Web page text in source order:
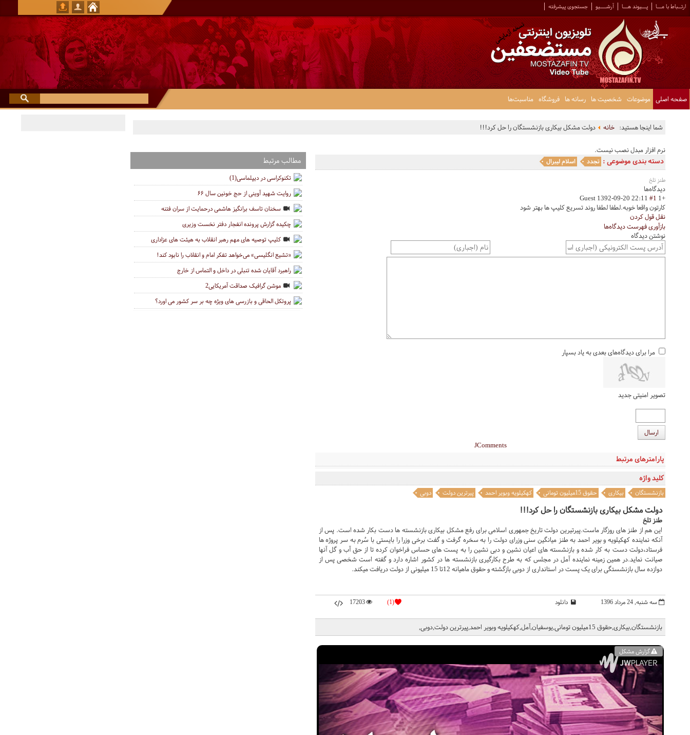
ارتــباط با مـــا پـــیوند هـــا آرشــــیو جستجوی پیشرفته
صفحه اصلی موضوعات شخصیت ها رسانه ها فروشگاه مناسبت‌ها
شما اینجا هستید: خانه دولت مشکل بیکاری بازنشستگان را حل کرد!!!
نرم افزار مبدل نصب نیست.
مطالب مرتبط
تکنوکراسی در دیپلماسی(1)
روایت شهید آوینی از حج خونین سال ۶۶
سخنان تاسف برانگیز هاشمی درحمایت از سران فتنه
چکیده گزارش پرونده انفجار دفتر نخست وزیری
کلیپ توصیه های مهم رهبر انقلاب به هیئت های عزاداری
«تشیع انگلیسی» می‌خواهد تفکر امام و انقلاب را نابود کند!
راهبرد آقایان شده تنبلی در داخل و التماس از خارج
موشن گرافیک صداقت آمریکایی2
پروتکل الحاقی و بازرسی های ویژه چه بر سر کشور می اورد؟
دسته بندی موضوعی : تجدد اسلام لیبرال
طنز تلخ
گزارش مشکل
بازنشستگان,بیکاری,حقوق 15میلیون تومانی,یوسفیان,آمل,کهکیلویه وبویر احمد,پیرترین دولت,دوبی,
سه شنبه, 24 مرداد 1396 دانلود (1)
17203
دولت مشکل بیکاری بازنشستگان را حل کرد!!!
طنز تلخ
این هم از طنز های روزگار ماست.پیرتیرین دولت تاریخ جمهوری اسلامی برای رفع مشکل بیکاری بازنشسته ها دست بکار شده است. پس از
آنکه نماینده کهکیلویه و بویر احمد به طنز میانگین سنی وزرای دولت را به سخره گرفت و گفت برخی وزرا را بایستی با سُرم به سر پروژه ها
فرستاد،دولت دست به کار شده و بازنشسته های اعیان نشین و دبی نشین را به پست های حساس فراخوان کرده تا از حق آب و گل آنها
صیانت نماید.در همین زمینه نماینده آمل در مجلس که به طرح بکارگیری بازنشسته ها در کشور اشاره دارد و گفته است شخصی پس از
دوازده سال بازنشستگی برای یک پست در استانداری از دوبی بازگشته و حقوق ماهیانه 12تا 15 میلیونی از دولت دریافت میکند.
کلید واژه
بازنشستگان بیکاری حقوق 15میلیون تومانی کهکیلویه وبویر احمد پیرترین دولت دوبی
پارامترهای مرتبط
دیدگاه‌ها
+1
#1
Guest 1392-09-20 22:11
کارتون واقعا خوبه.لطفا لطفا روند تسریع کلیپ ها بهتر شود
نقل قول کردن
بازآوری فهرست دیدگاه‌ها
نوشتن دیدگاه
مرا برای دیدگاه‌های بعدی به یاد بسپار
تصویر امنیتی جدید
ارسال
JComments